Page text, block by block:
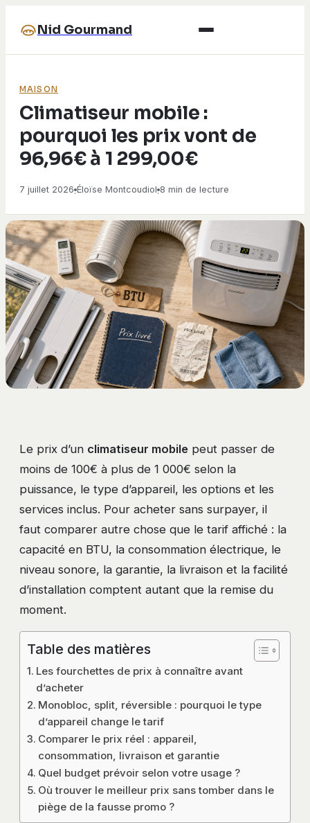
Nid Gourmand
MAISON
Climatiseur mobile :
pourquoi les prix vont de
96,96€ à 1 299,00€
7 juillet 2026·Éloïse Montcoudiol·8 min de lecture
Le prix d’un climatiseur mobile peut passer de
moins de 100€ à plus de 1 000€ selon la
puissance, le type d’appareil, les options et les
services inclus. Pour acheter sans surpayer, il
faut comparer autre chose que le tarif affiché : la
capacité en BTU, la consommation électrique, le
niveau sonore, la garantie, la livraison et la facilité
d’installation comptent autant que la remise du
moment.
Table des matières
Les fourchettes de prix à connaître avant
d’acheter
Monobloc, split, réversible : pourquoi le type
d’appareil change le tarif
Comparer le prix réel : appareil,
consommation, livraison et garantie
Quel budget prévoir selon votre usage ?
Où trouver le meilleur prix sans tomber dans le
piège de la fausse promo ?